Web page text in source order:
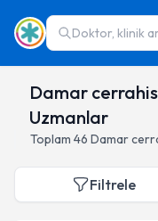
Doktor, klinik
Damar
Uzmanlar
Toplam 46 Damar
Filtrele